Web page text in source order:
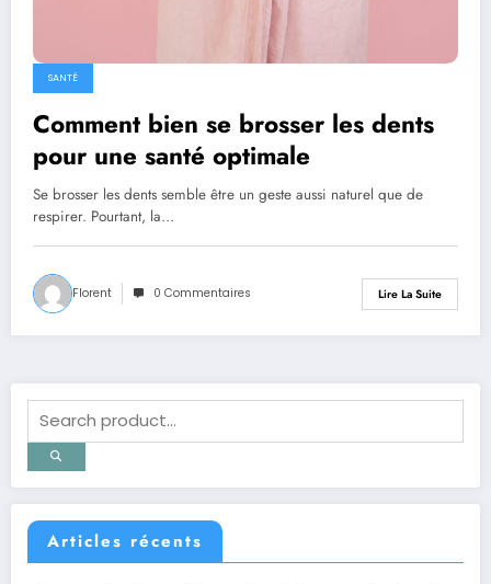
SANTÉ
Comment bien se brosser les dents
pour une santé optimale
Se brosser les dents semble être un geste aussi naturel que de
respirer. Pourtant, la…
Florent 0 Commentaires Lire La Suite
Articles récents